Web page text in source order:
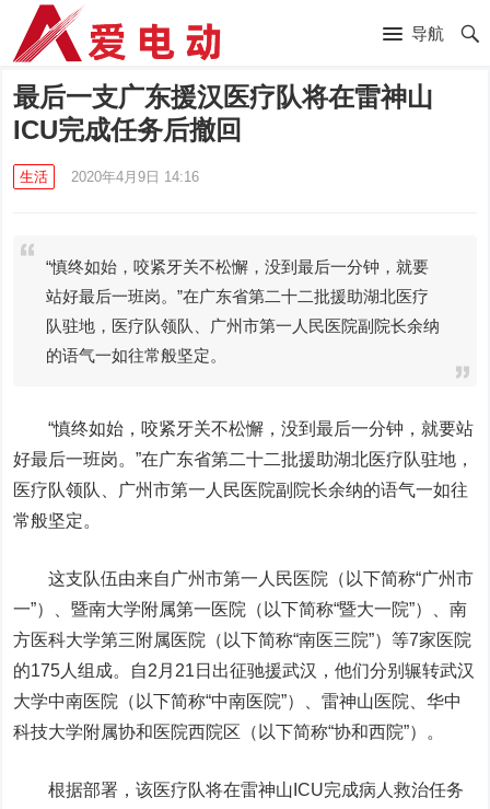
导航
最后一支广东援汉医疗队将在雷神山
ICU完成任务后撤回
生活 2020年4月9日 14:16
“慎终如始，咬紧牙关不松懈，没到最后一分钟，就要
站好最后一班岗。”在广东省第二十二批援助湖北医疗
队驻地，医疗队领队、广州市第一人民医院副院长余纳
的语气一如往常般坚定。
“慎终如始，咬紧牙关不松懈，没到最后一分钟，就要站
好最后一班岗。”在广东省第二十二批援助湖北医疗队驻地，
医疗队领队、广州市第一人民医院副院长余纳的语气一如往
常般坚定。
这支队伍由来自广州市第一人民医院（以下简称“广州市
一”）、暨南大学附属第一医院（以下简称“暨大一院”）、南
方医科大学第三附属医院（以下简称“南医三院”）等7家医院
的175人组成。自2月21日出征驰援武汉，他们分别辗转武汉
大学中南医院（以下简称“中南医院”）、雷神山医院、华中
科技大学附属协和医院西院区（以下简称“协和西院”）。
根据部署，该医疗队将在雷神山ICU完成病人救治任务